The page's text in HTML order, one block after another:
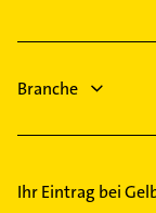
Ärztehaus
Hausarzt
Branche
Ihr Eintrag bei